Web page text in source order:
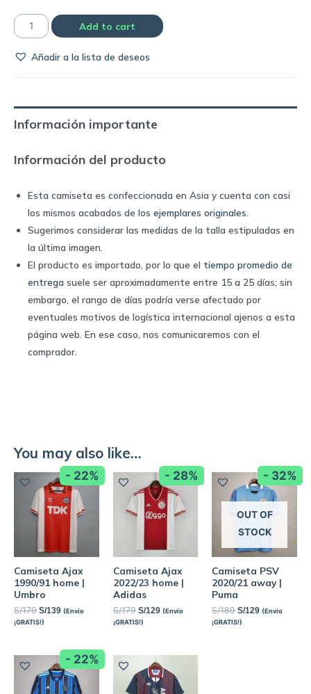
Camiseta
1994/95
Umbro
quantity
Add to cart
Añadir a la lista de deseos
Información importante
Información del producto
Esta camiseta es confeccionada en Asia y cuenta con casi
los mismos acabados de los ejemplares originales.
Sugerimos considerar las medidas de la talla estipuladas en
la última imagen.
El producto es importado, por lo que el tiempo promedio de
entrega suele ser aproximadamente entre 15 a 25 días; sin
embargo, el rango de días podría verse afectado por
eventuales motivos de logística internacional ajenos a esta
página web. En ese caso, nos comunicaremos con el
comprador.
You may also like…
- 22%
Camiseta Ajax
1990/91 home |
Umbro
S/179 S/139 (Envío
¡GRATIS!)
- 28%
Camiseta Ajax
2022/23 home |
Adidas
S/179 S/129 (Envío
¡GRATIS!)
- 32%
OUT OF
STOCK
Camiseta PSV
2020/21 away |
Puma
S/189 S/129 (Envío
¡GRATIS!)
- 22%